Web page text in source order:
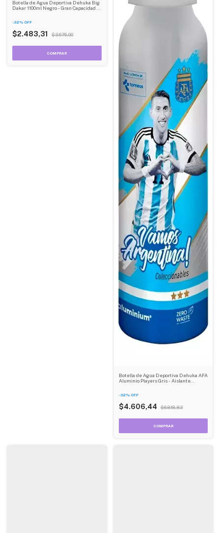
Botella de Agua Deportiva Dehuka Big
Dakar 1100ml Negro - Gran Capacidad -
-32% OFF
$2.483,31 $3.676,00
Botella de Agua Deportiva Dehuka AFA
Aluminio Players Gris - Aislante
-32% OFF
$4.606,44 $6.818,83